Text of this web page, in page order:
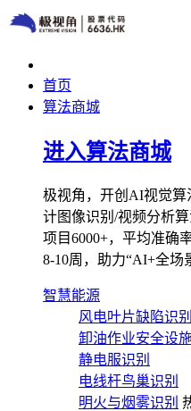
首页
算法商城
进入算法商城
极视角，开创AI视觉算
计图像识别/视频分析
项目6000+，平均准确
8-10周，助力“AI+全场
智慧能源
风电叶片缺陷识别
卸油作业安全设
静电服识别
电线杆鸟巢识别
明火与烟雾识别